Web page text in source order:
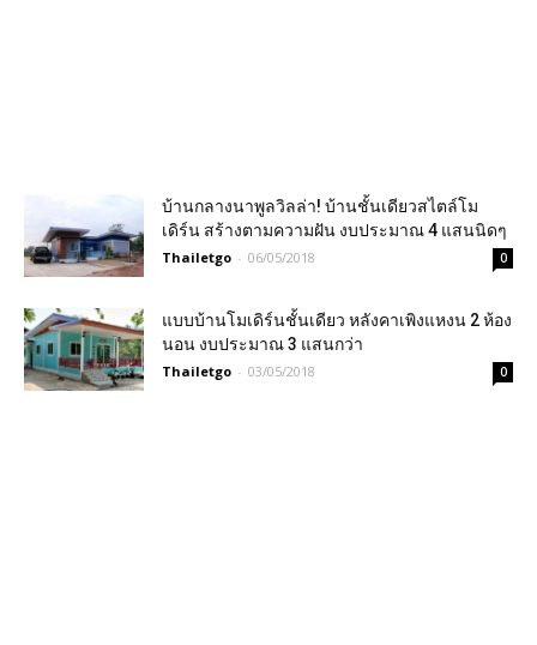
บ้านกลางนาพูลวิลล่า! บ้านชั้นเดียวสไตล์โม
เดิร์น สร้างตามความฝัน งบประมาณ 4 แสนนิดๆ
Thailetgo - 06/05/2018 0
แบบบ้านโมเดิร์นชั้นเดียว หลังคาเพิงแหงน 2 ห้อง
นอน งบประมาณ 3 แสนกว่า
Thailetgo - 03/05/2018 0